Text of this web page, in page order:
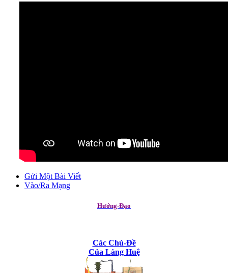
Gửi Một Bài Viết
Vào/Ra Mạng
Hướng-Đạo
Các Chủ-Đề
Của Làng Huệ